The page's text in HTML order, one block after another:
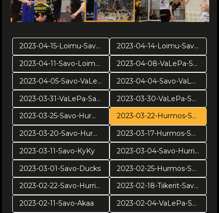
2023-04-15-Loimu-Savo-PR3
2023-04-14-Loimu-Savo-PR2
2023-04-11-Savo-Loimu-PR1
2023-04-08-VaLePa-Savo-VE5
2023-04-05-Savo-VaLePa VE4
2023-04-04-Savo-VaLePa-VE3
2023-03-31-VaLePa-Savo VE2
2023-03-30-VaLePa-Savo-VE1
2023-03-25-Savo-Hurmos-pv4
2023-03-22-Hurmos-Savo-PV3
2023-03-20-Savo-Hurmos-pv2
2023-03-17-Hurmos-Savo-pv1
2023-03-11-Savo-KyKy
2023-03-04-Savo-Hurrikaani
2023-03-01-Savo-Ducks
2023-02-25-Hurmos-Savo
2023-02-22-Savo-Hurrikaani
2023-02-18-Tiikerit-Savo Volley
2023-02-11-Savo-Akaa
2023-02-04-VaLePa-Savo